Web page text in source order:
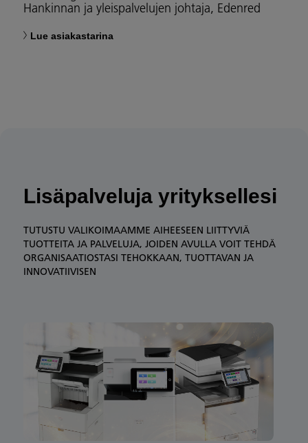
Hankinnan ja yleispalvelujen johtaja, Edenred
Lue asiakastarina
Lisäpalveluja yrityksellesi
TUTUSTU VALIKOIMAAMME AIHEESEEN LIITTYVIÄ
TUOTTEITA JA PALVELUJA, JOIDEN AVULLA VOIT TEHDÄ
ORGANISAATIOSTASI TEHOKKAAN, TUOTTAVAN JA
INNOVATIIVISEN